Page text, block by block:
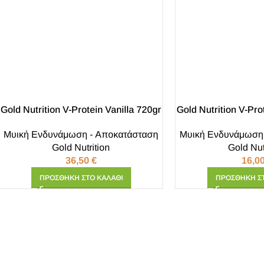
Gold Nutrition V-Protein Vanilla 720gr
Μυική Ενδυνάμωση - Αποκατάσταση
Gold Nutrition
36,50 €
ΠΡΟΣΘΉΚΗ ΣΤΟ ΚΑΛΆΘΙ
Gold Nutrition V-
Μυική
Gold
ΠΡΟΣΘΉΚΗ